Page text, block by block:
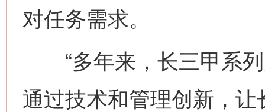
对任务需求。
“多年来，长三甲系列
通过技术和管理创新，